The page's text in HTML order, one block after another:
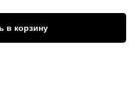
в корзину